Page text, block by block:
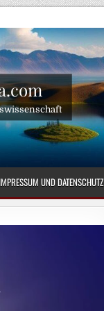
IMPRESSUM UND DATENSCHUTZ